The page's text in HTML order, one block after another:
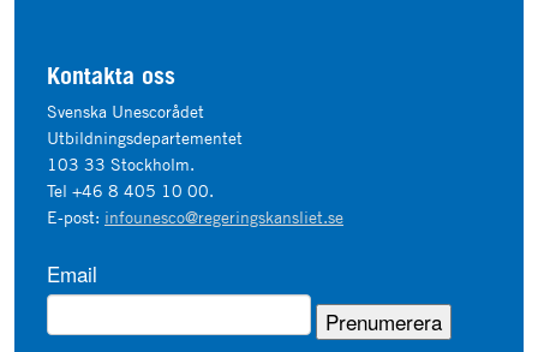
Kontakta oss
Svenska Unescorådet
Utbildningsdepartementet
103 33 Stockholm.
Tel +46 8 405 10 00.
E-post: infounesco@regeringskansliet.se
Email